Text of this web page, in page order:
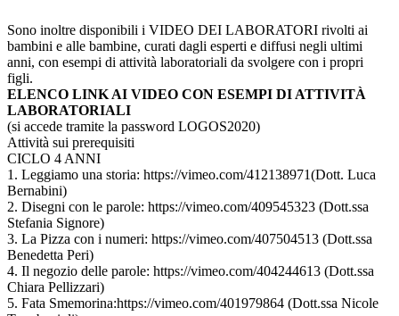
Sono inoltre disponibili i VIDEO DEI LABORATORI rivolti ai
bambini e alle bambine, curati dagli esperti e diffusi negli ultimi
anni, con esempi di attività laboratoriali da svolgere con i propri
figli.
ELENCO LINK AI VIDEO CON ESEMPI DI ATTIVITÀ
LABORATORIALI
(si accede tramite la password LOGOS2020)
Attività sui prerequisiti
CICLO 4 ANNI
1. Leggiamo una storia: https://vimeo.com/412138971(Dott. Luca
Bernabini)
2. Disegni con le parole: https://vimeo.com/409545323 (Dott.ssa
Stefania Signore)
3. La Pizza con i numeri: https://vimeo.com/407504513 (Dott.ssa
Benedetta Peri)
4. Il negozio delle parole: https://vimeo.com/404244613 (Dott.ssa
Chiara Pellizzari)
5. Fata Smemorina:https://vimeo.com/401979864 (Dott.ssa Nicole